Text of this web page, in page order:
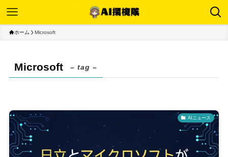
ホーム Microsoft
Microsoft – tag –
AIニュース